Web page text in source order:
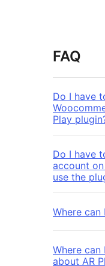
FAQ
Do I have
Play
Do I have
account
use the
Where
Where
about AR